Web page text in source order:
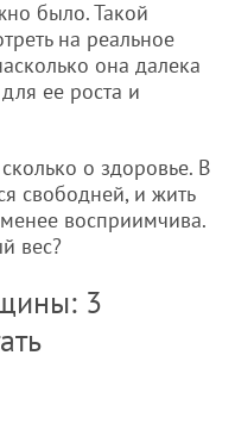
было. Такой
на реальное
она далека
ее роста и
о здоровье. В
свободней, и жить
восприимчива.
вес?
3